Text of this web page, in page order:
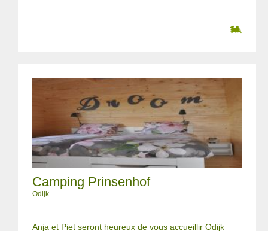
Camping Prinsenhof
Odijk
Anja et Piet seront heureux de vous accueillir Odijk